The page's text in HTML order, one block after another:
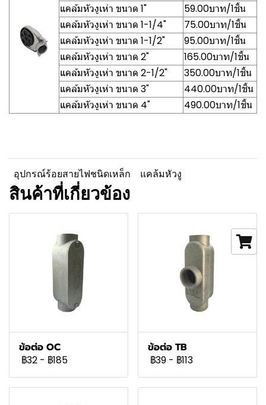
แคล้มหัวงูเห่า ขนาด 1"
59.00บาท/1ชิ้น
แคล้มหัวงูเห่า ขนาด 1-1/4"
75.00บาท/1ชิ้น
แคล้มหัวงูเห่า ขนาด 1-1/2"
95.00บาท/1ชิ้น
แคล้มหัวงูเห่า ขนาด 2"
165.00บาท/1ชิ้น
แคล้มหัวงูเห่า ขนาด 2-1/2"
350.00บาท/1ชิ้น
แคล้มหัวงูเห่า ขนาด 3"
440.00บาท/1ชิ้น
แคล้มหัวงูเห่า ขนาด 4"
490.00บาท/1ชิ้น
อุปกรณ์ร้อยสายไฟชนิดเหล็ก แคล้มหัวงู
สินค้าที่เกี่ยวข้อง
ข้อต่อ OC
฿32 - ฿185
ข้อต่อ TB
฿39 - ฿113